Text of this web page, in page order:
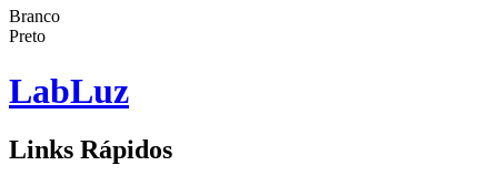
Branco
Preto
LabLuz
Links Rápidos